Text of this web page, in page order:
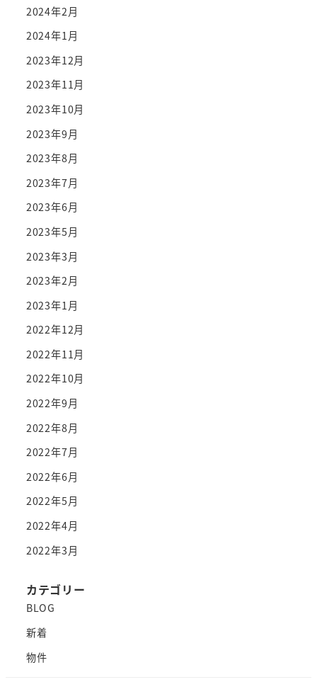
2024年2月
2024年1月
2023年12月
2023年11月
2023年10月
2023年9月
2023年8月
2023年7月
2023年6月
2023年5月
2023年3月
2023年2月
2023年1月
2022年12月
2022年11月
2022年10月
2022年9月
2022年8月
2022年7月
2022年6月
2022年5月
2022年4月
2022年3月
カテゴリー
BLOG
新着
物件